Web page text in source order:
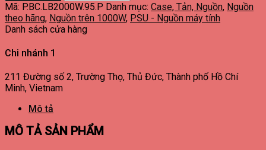
Mã: P.BC.LB2000W.95.P Danh mục: Case, Tản, Nguồn, Nguồn
theo hãng, Nguồn trên 1000W, PSU - Nguồn máy tính
Danh sách cửa hàng
Chi nhánh 1
211 Đường số 2, Trường Thọ, Thủ Đức, Thành phố Hồ Chí
Minh, Vietnam
Mô tả
MÔ TẢ SẢN PHẨM